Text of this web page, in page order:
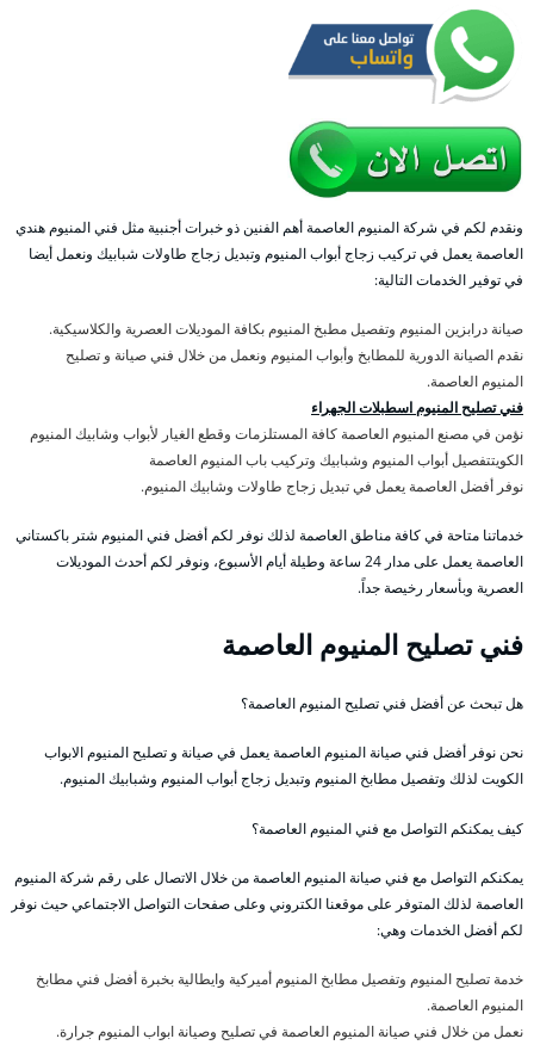
ونقدم لكم في شركة المنيوم العاصمة أهم الفنين ذو خبرات أجنبية مثل فني المنيوم هندي
العاصمة يعمل في تركيب زجاج أبواب المنيوم وتبديل زجاج طاولات شبابيك ونعمل أيضا
في توفير الخدمات التالية:
صيانة درابزين المنيوم وتفصيل مطبخ المنيوم بكافة الموديلات العصرية والكلاسيكية.
نقدم الصيانة الدورية للمطابخ وأبواب المنيوم ونعمل من خلال فني صيانة و تصليح
المنيوم العاصمة.
فني تصليح المنيوم اسطبلات الجهراء
نؤمن في مصنع المنيوم العاصمة كافة المستلزمات وقطع الغيار لأبواب وشابيك المنيوم
الكويتتفصيل أبواب المنيوم وشبابيك وتركيب باب المنيوم العاصمة
نوفر أفضل العاصمة يعمل في تبديل زجاج طاولات وشابيك المنيوم.
خدماتنا متاحة في كافة مناطق العاصمة لذلك نوفر لكم أفضل فني المنيوم شتر باكستاني
العاصمة يعمل على مدار 24 ساعة وطيلة أيام الأسبوع، ونوفر لكم أحدث الموديلات
العصرية وبأسعار رخيصة جداً.
فني تصليح المنيوم العاصمة
هل تبحث عن أفضل فني تصليح المنيوم العاصمة؟
نحن نوفر أفضل فني صيانة المنيوم العاصمة يعمل في صيانة و تصليح المنيوم الابواب
الكويت لذلك وتفصيل مطابخ المنيوم وتبديل زجاج أبواب المنيوم وشبابيك المنيوم.
كيف يمكنكم التواصل مع فني المنيوم العاصمة؟
يمكنكم التواصل مع فني صيانة المنيوم العاصمة من خلال الاتصال على رقم شركة المنيوم
العاصمة لذلك المتوفر على موقعنا الكتروني وعلى صفحات التواصل الاجتماعي حيث نوفر
لكم أفضل الخدمات وهي:
خدمة تصليح المنيوم وتفصيل مطابخ المنيوم أميركية وايطالية بخبرة أفضل فني مطابخ
المنيوم العاصمة.
نعمل من خلال فني صيانة المنيوم العاصمة في تصليح وصيانة ابواب المنيوم جرارة.